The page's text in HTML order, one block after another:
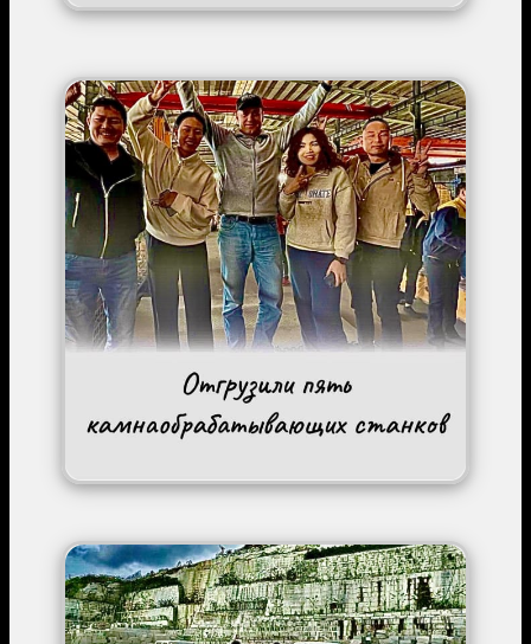
Image
Image